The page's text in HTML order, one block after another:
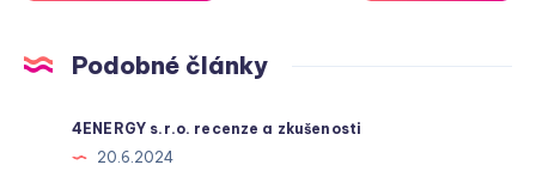
Podobné články
4ENERGY s.r.o. recenze a zkušenosti
20.6.2024